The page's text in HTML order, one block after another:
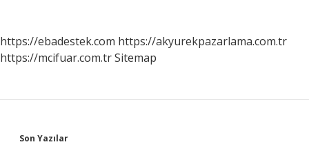
https://ebadestek.com https://akyurekpazarlama.com.tr
https://mcifuar.com.trSitemap
Son Yazılar